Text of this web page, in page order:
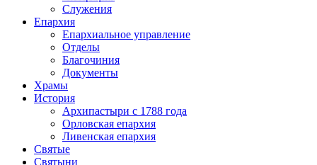
Служения
Епархия
Епархиальное управление
Отделы
Благочиния
Документы
Храмы
История
Архипастыри с 1788 года
Орловская епархия
Ливенская епархия
Святые
Святыни